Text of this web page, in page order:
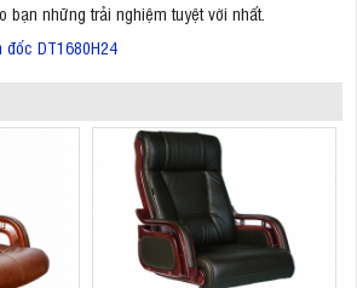
bạn những trải nghiệm tuyệt vời nhất.
đốc DT1680H24